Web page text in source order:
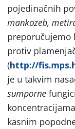
pojedinačnih
mankozeb,
preporučujemo
protiv
(http://
je u takvim
sumporne
kasnim